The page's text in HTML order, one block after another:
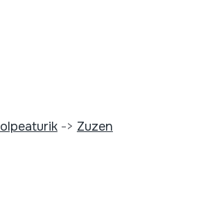
-> Zuzen